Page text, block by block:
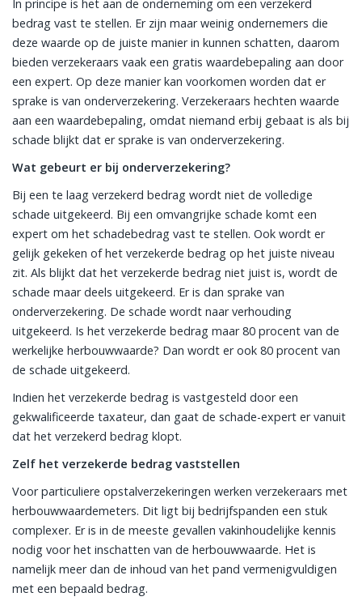
In principe is het aan de onderneming om een verzekerd
bedrag vast te stellen. Er zijn maar weinig ondernemers die
deze waarde op de juiste manier in kunnen schatten, daarom
bieden verzekeraars vaak een gratis waardebepaling aan door
een expert. Op deze manier kan voorkomen worden dat er
sprake is van onderverzekering. Verzekeraars hechten waarde
aan een waardebepaling, omdat niemand erbij gebaat is als bij
schade blijkt dat er sprake is van onderverzekering.
Wat gebeurt er bij onderverzekering?
Bij een te laag verzekerd bedrag wordt niet de volledige
schade uitgekeerd. Bij een omvangrijke schade komt een
expert om het schadebedrag vast te stellen. Ook wordt er
gelijk gekeken of het verzekerde bedrag op het juiste niveau
zit. Als blijkt dat het verzekerde bedrag niet juist is, wordt de
schade maar deels uitgekeerd. Er is dan sprake van
onderverzekering. De schade wordt naar verhouding
uitgekeerd. Is het verzekerde bedrag maar 80 procent van de
werkelijke herbouwwaarde? Dan wordt er ook 80 procent van
de schade uitgekeerd.
Indien het verzekerde bedrag is vastgesteld door een
gekwalificeerde taxateur, dan gaat de schade-expert er vanuit
dat het verzekerd bedrag klopt.
Zelf het verzekerde bedrag vaststellen
Voor particuliere opstalverzekeringen werken verzekeraars met
herbouwwaardemeters. Dit ligt bij bedrijfspanden een stuk
complexer. Er is in de meeste gevallen vakinhoudelijke kennis
nodig voor het inschatten van de herbouwwaarde. Het is
namelijk meer dan de inhoud van het pand vermenigvuldigen
met een bepaald bedrag.